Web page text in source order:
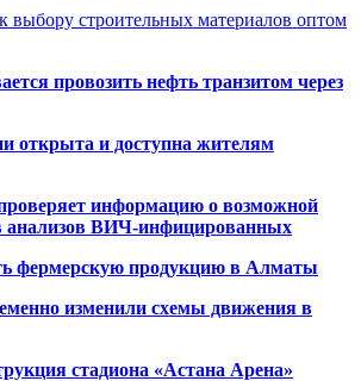
выбору строительных материалов оптом
провозить нефть транзитом через
открыта и доступна жителям
информацию о возможной
анализов ВИЧ-инфицированных
фермерскую продукцию в Алматы
изменили схемы движения в
стадиона «Астана Арена»